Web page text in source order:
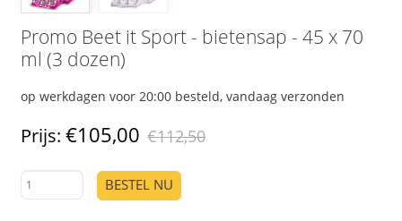
Promo Beet it Sport - bietensap - 45 x 70
ml (3 dozen)
op werkdagen voor 20:00 besteld, vandaag verzonden
Prijs: €105,00 €112,50
BESTEL NU